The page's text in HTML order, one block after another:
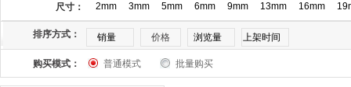
115 123 141 146 148 149 150
169 174 175 176
尺寸： 2mm 3mm 5mm 6mm 9mm 13mm 16mm
排序方式： 销量 价格 浏览量 上架时间
购买模式： 普通模式 批量购买